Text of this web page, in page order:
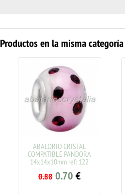
Productos en la misma categoría
ABALORIO CRISTAL
COMPATIBLE PANDORA
14x14x10mm ref: 122
0.88 0.70€